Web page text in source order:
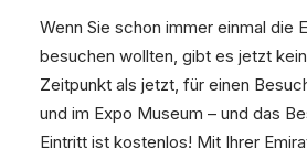
Wenn Sie schon immer einmal die
besuchen wollten, gibt es jetzt
Zeitpunkt als jetzt, für einen
und im Expo Museum – und das
Eintritt ist kostenlos! Mit Ihrer